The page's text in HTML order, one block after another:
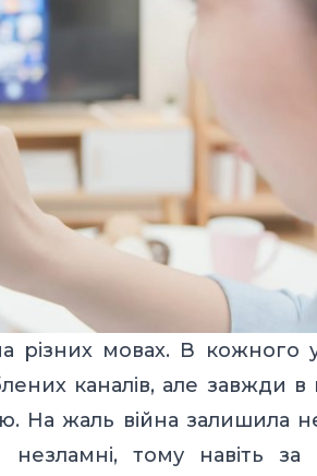
різних мовах. В кожного
каналів, але завжди в
На жаль війна залишила
тому навіть за